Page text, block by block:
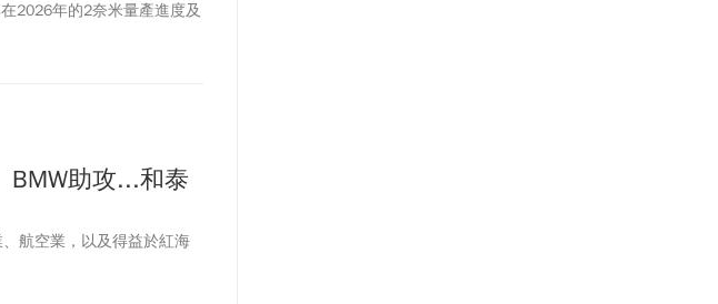
2026年的2奈米量產進度及
釋出全年的展望，對半導
BMW助攻...和泰
航空業，以及得益於紅海